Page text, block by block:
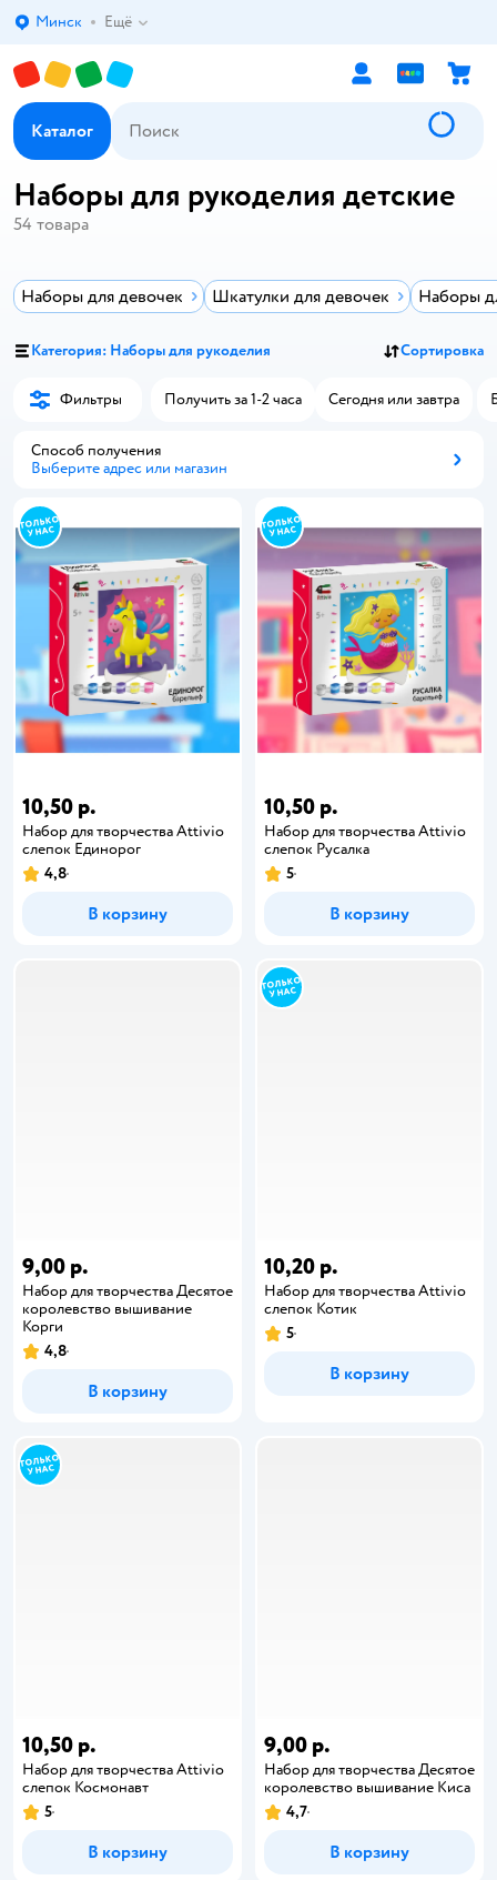
Выбор адреса доставки.
Минск Ещё
Каталог
Наборы для рукоделия детские
54 товара
Наборы для девочек Шкатулки для девочек Наборы
Категория: Наборы для рукоделия Сортировка
Фильтры Получить за 1-2 часа Сегодня или завтра
Способ получения
Выберите адрес или магазин
10,50 р.
Набор для творчества Attivio
слепок Единорог
4,8
В корзину
10,50 р.
Набор для творчества Attivio
слепок Русалка
5
В корзину
9,00 р.
Набор для творчества Десятое
королевство вышивание
Корги
4,8
В корзину
10,20 р.
Набор для творчества Attivio
слепок Котик
5
В корзину
10,50 р.
Набор для творчества Attivio
слепок Космонавт
5
В корзину
9,00 р.
Набор для творчества Десятое
королевство вышивание Киса
4,7
В корзину